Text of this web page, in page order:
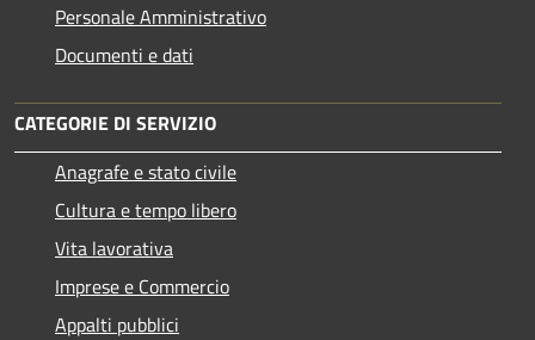
Personale Amministrativo
Documenti e dati
CATEGORIE DI SERVIZIO
Anagrafe e stato civile
Cultura e tempo libero
Vita lavorativa
Imprese e Commercio
Appalti pubblici